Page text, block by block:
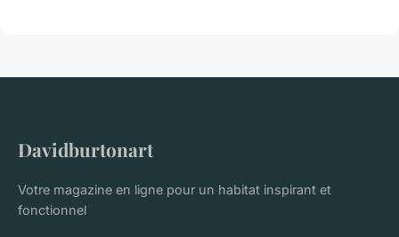
Davidburtonart
Votre magazine en ligne pour un habitat inspirant et
fonctionnel